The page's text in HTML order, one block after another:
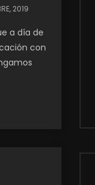
2019
a día de
con